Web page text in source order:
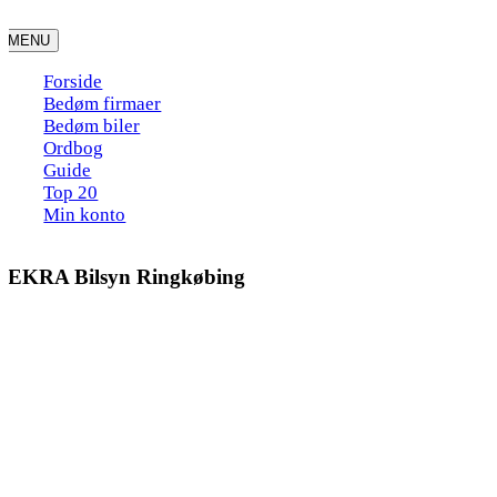
to
content
MENU
Forside
Bedøm firmaer
Bedøm biler
Ordbog
Guide
Top 20
Min konto
Bilsyn Ringkøbing